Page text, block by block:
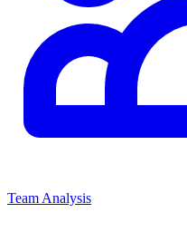
Team Analysis